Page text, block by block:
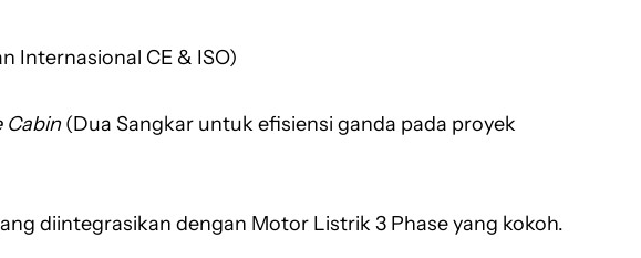
Internasional CE & ISO)
Cabin(Dua Sangkar untuk efisiensi ganda pada proyek
diintegrasikan dengan Motor Listrik 3 Phase yang kokoh.